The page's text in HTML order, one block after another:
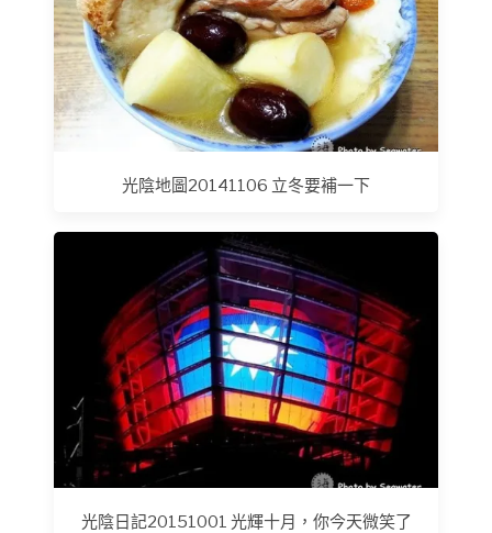
光陰地圖20141106 立冬要補一下
光陰日記20151001 光輝十月，你今天微笑了